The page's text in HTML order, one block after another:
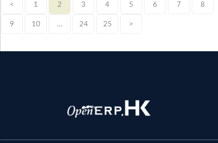
< 1 2 3 4 5 6 7 8
9 10 ... 24 25 >